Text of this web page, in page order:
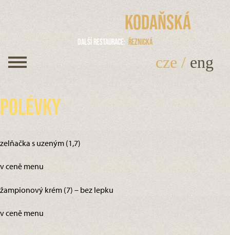
Kodaňská
Další restaurace Řeznická
cze / eng
Polévky
zelňačka s uzeným (1,7)
v ceně menu
žampionový krém (7) – bez lepku
v ceně menu